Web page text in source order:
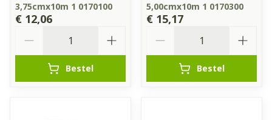
3,75cmx10m 1 0170100
€ 12,06
Bestel
5,00cmx10m 1 0170300
€ 15,17
Bestel